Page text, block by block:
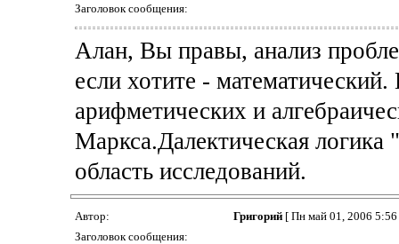
Заголовок сообщения:
Алан, Вы правы, анализ
если хотите -
арифметических и
Маркса.Далектическая
область исследований.
Автор: Григорий[ Пн май 01, 2006 5:56
Заголовок сообщения: